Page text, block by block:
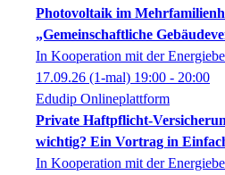
Photovoltaik im
„Gemeinschaftliche
In Kooperation mit der
17.09.26 (1-mal) 19:00 - 20:00
Edudip Onlineplattform
Private Haftpflicht-
wichtig? Ein Vortrag in
In Kooperation mit der